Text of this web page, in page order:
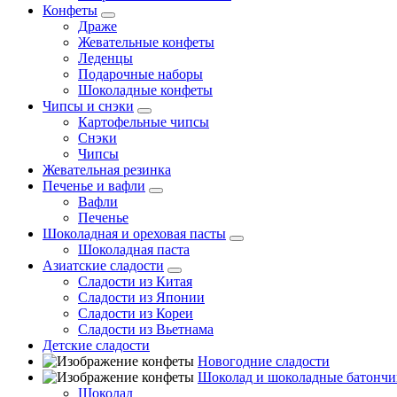
Конфеты
Драже
Жевательные конфеты
Леденцы
Подарочные наборы
Шоколадные конфеты
Чипсы и снэки
Картофельные чипсы
Снэки
Чипсы
Жевательная резинка
Печенье и вафли
Вафли
Печенье
Шоколадная и ореховая пасты
Шоколадная паста
Азиатские сладости
Сладости из Китая
Сладости из Японии
Сладости из Кореи
Сладости из Вьетнама
Детские сладости
Новогодние сладости
Шоколад и шоколадные
Шоколад